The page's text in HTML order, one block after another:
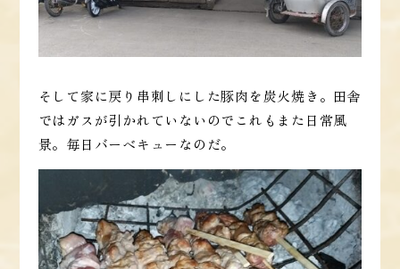
そして家に戻り串刺しにした豚肉を炭火焼き。田舎
ではガスが引かれていないのでこれもまた日常風
景。毎日バーベキューなのだ。